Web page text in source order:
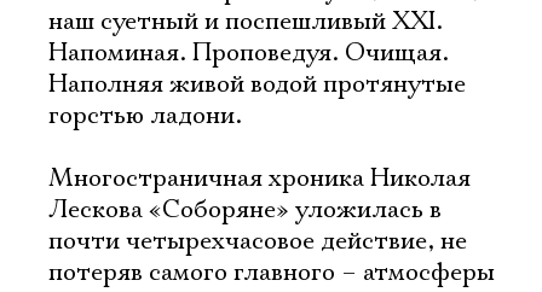
наш суетный и поспешливый XXI.
Напоминая. Проповедуя. Очищая.
Наполняя живой водой протянутые
горстью ладони.
Многостраничная хроника Николая
Лескова «Соборяне» уложилась в
почти четырехчасовое действие, не
потеряв самого главного – атмосферы